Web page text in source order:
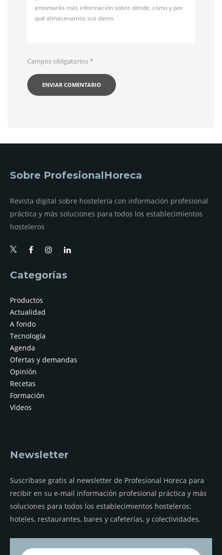
entontarás más información sobre dónde, cómo y por
qué almacenamos sus datos.
Campos obligatorios*
Sobre ProfesionalHoreca
Revista digital sobre hostelería con información profesional
práctica y más soluciones para todos los establecimientos
hosteleros
Categorías
Productos
Actualidad
A fondo
Tecnología
Agenda
Ofertas y demandas
Opinión
Recetas
Formación
Vídeos
Newsletter
Suscríbase gratis al newsletter de Profesional Horeca para
recibir en su e-mail información profesional práctica y más
soluciones para todos los establecimientos hosteleros:
hoteles, restaurantes, bares y cafeterías, y colectividades.